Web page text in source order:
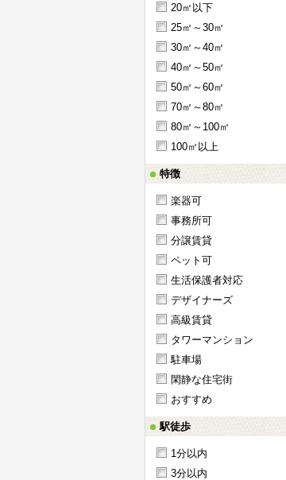
20㎡以下
25㎡～30㎡
30㎡～40㎡
40㎡～50㎡
50㎡～60㎡
70㎡～80㎡
80㎡～100㎡
100㎡以上
特徴
楽器可
事務所可
分譲賃貸
ペット可
生活保護者対応
デザイナーズ
高級賃貸
タワーマンション
駐車場
閑静な住宅街
おすすめ
駅徒歩
1分以内
3分以内